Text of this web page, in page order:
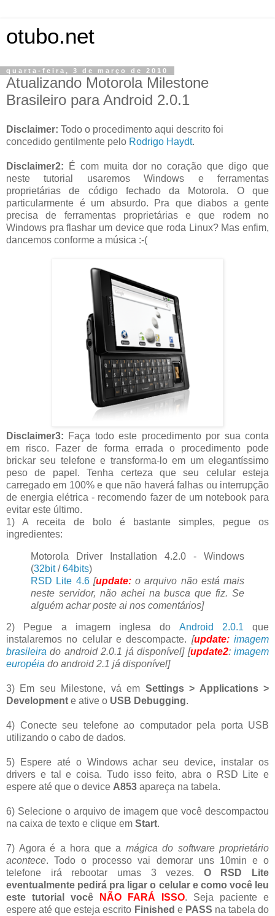
otubo.net
quarta-feira, 3 de março de 2010
Atualizando Motorola Milestone
Brasileiro para Android 2.0.1
Disclaimer: Todo o procedimento aqui descrito foi
concedido gentilmente pelo Rodrigo Haydt.
Disclaimer2: É com muita dor no coração que digo que
neste tutorial usaremos Windows e ferramentas
proprietárias de código fechado da Motorola. O que
particularmente é um absurdo. Pra que diabos a gente
precisa de ferramentas proprietárias e que rodem no
Windows pra flashar um device que roda Linux? Mas enfim,
dancemos conforme a música :-(
Disclaimer3: Faça todo este procedimento por sua conta
em risco. Fazer de forma errada o procedimento pode
brickar seu telefone e transforma-lo em um elegantíssimo
peso de papel. Tenha certeza que seu celular esteja
carregado em 100% e que não haverá falhas ou interrupção
de energia elétrica - recomendo fazer de um notebook para
evitar este último.
1) A receita de bolo é bastante simples, pegue os
ingredientes:
Motorola Driver Installation 4.2.0 - Windows
(32bit/64bits)
RSD Lite 4.6 [update:o arquivo não está mais
neste servidor, não achei na busca que fiz. Se
alguém achar poste ai nos comentários]
2) Pegue a imagem inglesa do Android 2.0.1que
instalaremos no celular e descompacte. [update: imagem
brasileira do android 2.0.1 já disponível][update2: imagem
européia do android 2.1 já disponível]
3) Em seu Milestone, vá em Settings > Applications >
Development e ative o USB Debugging.
4) Conecte seu telefone ao computador pela porta USB
utilizando o cabo de dados.
5) Espere até o Windows achar seu device, instalar os
drivers e tal e coisa. Tudo isso feito, abra o RSD Lite e
espere até que o device A853 apareça na tabela.
6) Selecione o arquivo de imagem que você descompactou
na caixa de texto e clique em Start.
7) Agora é a hora que a mágica do software proprietário
acontece. Todo o processo vai demorar uns 10min e o
telefone irá rebootar umas 3 vezes. O RSD Lite
eventualmente pedirá pra ligar o celular e como você leu
este tutorial você
NÃO FARÁ ISSO. Seja paciente e
espere até que esteja escrito Finished e PASS na tabela do